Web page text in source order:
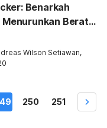
Benarkah
Berat
Wilson Setiawan,
250 251